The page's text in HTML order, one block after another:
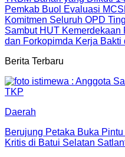
Pemkab Buol Evaluasi
Komitmen Seluruh OPD
Sambut HUT Kemerdekaan
dan Forkopimda Kerja Bakti
Berita Terbaru
Daerah
Berujung Petaka Buka
Kritis di Batui Selatan